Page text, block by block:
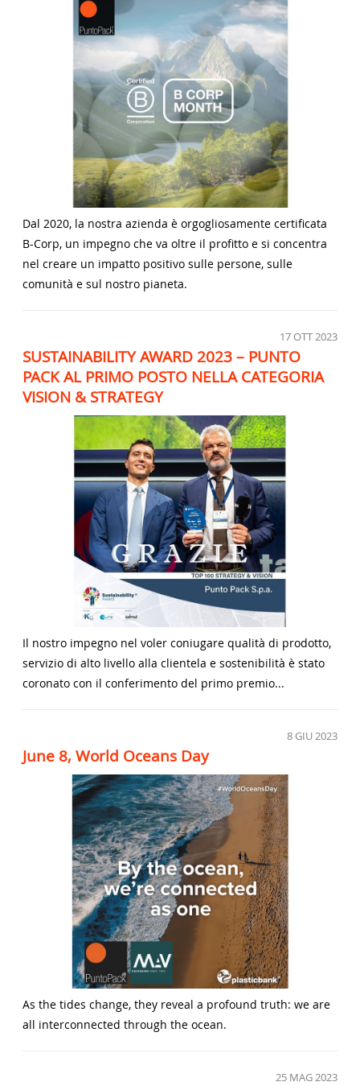
Dal 2020, la nostra azienda è orgogliosamente certificata
B-Corp, un impegno che va oltre il profitto e si concentra
nel creare un impatto positivo sulle persone, sulle
comunità e sul nostro pianeta.
17OTT 2023
SUSTAINABILITY AWARD 2023 – PUNTO
PACK AL PRIMO POSTO NELLA CATEGORIA
VISION & STRATEGY
Il nostro impegno nel voler coniugare qualità di prodotto,
servizio di alto livello alla clientela e sostenibilità è stato
coronato con il conferimento del primo premio...
8 GIU 2023
June 8, World Oceans Day
As the tides change, they reveal a profound truth: we are
all interconnected through the ocean.
25 MAG 2023